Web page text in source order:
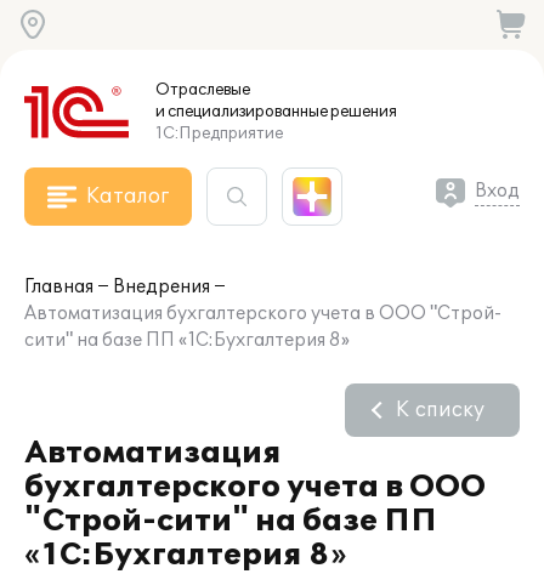
Отраслевые
и специализированныерешения
1С:Предприятие
Каталог Вход
Главная
Внедрения
Автоматизация бухгалтерского учета в ООО "Строй-
сити" на базе ПП «1С:Бухгалтерия 8»
Автоматизация
бухгалтерского учета в ООО
"Строй-сити" на базе ПП
«1С:Бухгалтерия 8»
К списку